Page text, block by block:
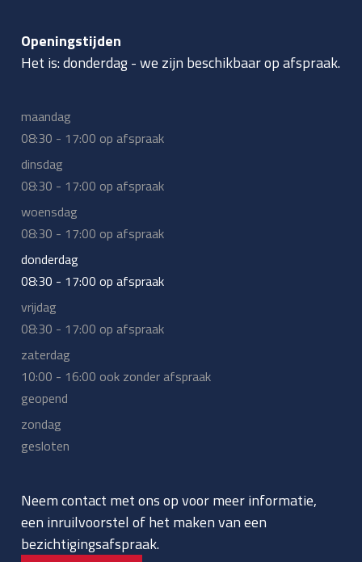
Openingstijden
Het is:donderdag-we zijn beschikbaar op afspraak.
maandag
08:30 - 17:00 op afspraak
dinsdag
08:30 - 17:00 op afspraak
woensdag
08:30 - 17:00 op afspraak
donderdag
08:30 - 17:00 op afspraak
vrijdag
08:30 - 17:00 op afspraak
zaterdag
10:00 - 16:00 ook zonder afspraak
geopend
zondag
gesloten
Neem contact met ons op voor meer informatie,
een inruilvoorstel of het maken van een
bezichtigingsafspraak.